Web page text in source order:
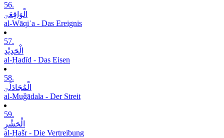
56.
الْوَاقِعَۃِ
al-Wāqiʿa - Das Ereignis
57.
الْحَدِیْدِ
al-Ḥadīd - Das Eisen
58.
الْمُجَادَلَۃِ
al-Muǧādala - Der Streit
59.
الْحَشْرِ
al-Ḥašr - Die Vertreibung